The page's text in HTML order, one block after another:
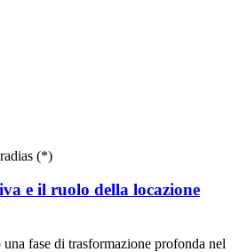
(*)
e il ruolo della locazione
fase di trasformazione profonda nel